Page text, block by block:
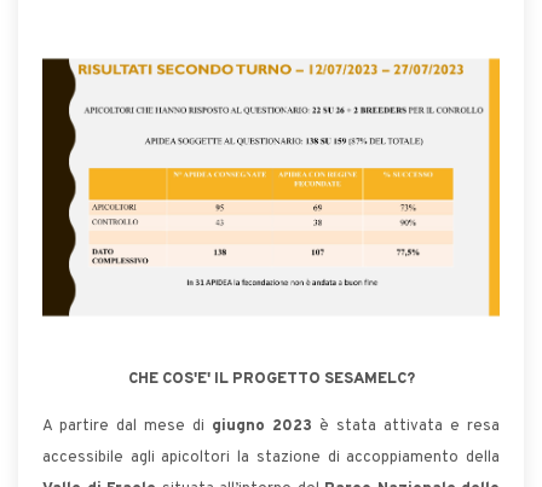
CHE COS'E' IL PROGETTO SESAMELC?
A partire dal mese di giugno 2023 è stata attivata e resa
accessibile agli apicoltori la stazione di accoppiamento della